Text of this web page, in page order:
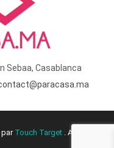
Sebaa, Casablanca
parTouch Target . All Rights